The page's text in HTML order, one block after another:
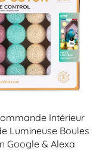
Intérieur
Lumineuse Boules
Google & Alexa